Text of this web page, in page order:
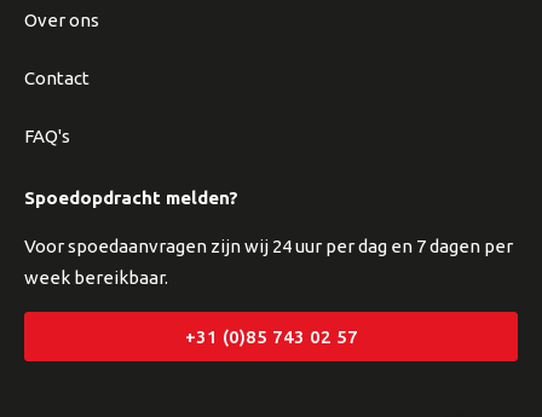
Over ons
Contact
FAQ's
Spoedopdracht melden?
Voor spoedaanvragen zijn wij 24 uur per dag en 7 dagen per
week bereikbaar.
+31 (0)85 743 02 57